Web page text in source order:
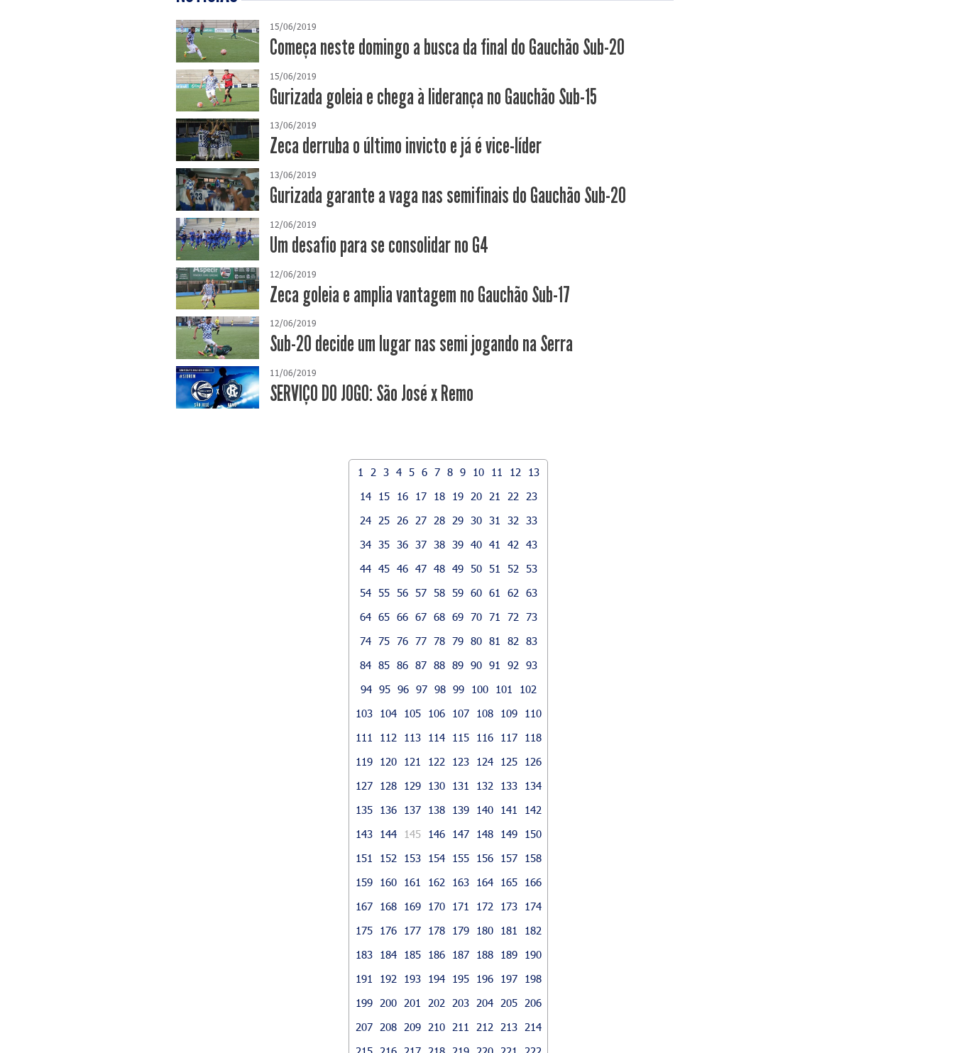
15/06/2019
Começa neste domingo a busca da final do Gauchão Sub-20
15/06/2019
Gurizada goleia e chega à liderança no Gauchão Sub-15
13/06/2019
Zeca derruba o último invicto e já é vice-líder
13/06/2019
Gurizada garante a vaga nas semifinais do Gauchão Sub-20
12/06/2019
Um desafio para se consolidar no G4
12/06/2019
Zeca goleia e amplia vantagem no Gauchão Sub-17
12/06/2019
Sub-20 decide um lugar nas semi jogando na Serra
11/06/2019
SERVIÇO DO JOGO: São José x Remo
1 2 3 4 5 6 7 8 9 10 11 12
13
14
15 16 17 18 19 20 21 22
23
24
25 26 27 28 29 30 31 32
33
34 35 36 37 38 39 40 41 42
43
44 45 46 47 48 49 50 51 52
53
54 55 56 57 58 59 60 61 62
63
64 65 66 67 68 69 70 71 72
73
74 75 76 77 78 79 80 81 82
83
84 85 86 87 88 89 90 91 92
93
94 95 96 97 98 99 100 101
102
103
104 105 106 107 108 109
110
111
112 113 114 115 116 117
118
119
120 121 122 123 124 125
126
127
128 129 130 131 132 133
134
135
136 137 138 139 140 141
142
143
144 145 146 147 148 149
150
151
152 153 154 155 156 157
158
159
160 161 162 163 164 165
166
167
168 169 170 171 172 173
174
175
176 177 178 179 180 181
182
183
184 185 186 187 188 189
190
191
192 193 194 195 196 197
198
199
200 201 202 203 204 205
206
207
208 209 210 211 212 213
214